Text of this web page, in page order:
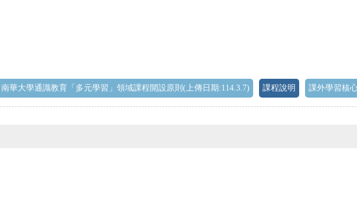
南華大學通識教育「多元學習」領域課程開設原則(上傳日期:114.3.7) 課程說明 課外學習核